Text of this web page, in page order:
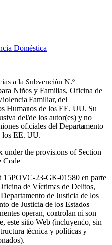
Doméstica
a la Subvención N.º
Niños y Familias, Oficina de
Familiar, del
Humanos de los EE. UU. Su
del/de los autor(es) y no
oficiales del Departamento
los EE. UU.
under the provisions of Section
Code.
15POVC-23-GK-01580 en parte
de Víctimas de Delitos,
de Justicia de los
de Justicia de los Estados
operan, controlan ni son
este sitio Web (incluyendo, sin
técnica y políticas y